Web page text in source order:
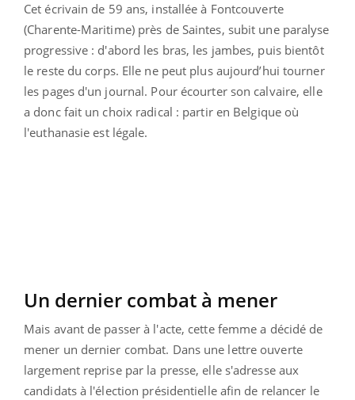
Cet écrivain de 59 ans, installée à Fontcouverte
(Charente-Maritime) près de Saintes, subit une paralyse
progressive : d'abord les bras, les jambes, puis bientôt
le reste du corps. Elle ne peut plus aujourd’hui tourner
les pages d'un journal. Pour écourter son calvaire, elle
a donc fait un choix radical : partir en Belgique où
l'euthanasie est légale.
Un dernier combat à mener
Mais avant de passer à l'acte, cette femme a décidé de
mener un dernier combat. Dans une lettre ouverte
largement reprise par la presse, elle s'adresse aux
candidats à l'élection présidentielle afin de relancer le